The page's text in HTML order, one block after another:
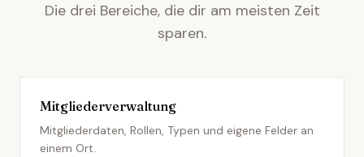
Die drei Bereiche, die dir am meisten Zeit
sparen.
Mitgliederverwaltung
Mitgliederdaten, Rollen, Typen und eigene Felder an
einem Ort.